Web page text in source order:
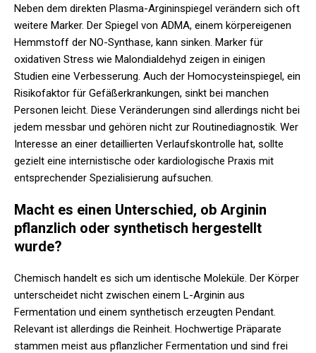
Neben dem direkten Plasma-Argininspiegel verändern sich oft
weitere Marker. Der Spiegel von ADMA, einem körpereigenen
Hemmstoff der NO-Synthase, kann sinken. Marker für
oxidativen Stress wie Malondialdehyd zeigen in einigen
Studien eine Verbesserung. Auch der Homocysteinspiegel, ein
Risikofaktor für Gefäßerkrankungen, sinkt bei manchen
Personen leicht. Diese Veränderungen sind allerdings nicht bei
jedem messbar und gehören nicht zur Routinediagnostik. Wer
Interesse an einer detaillierten Verlaufskontrolle hat, sollte
gezielt eine internistische oder kardiologische Praxis mit
entsprechender Spezialisierung aufsuchen.
Macht es einen Unterschied, ob Arginin
pflanzlich oder synthetisch hergestellt
wurde?
Chemisch handelt es sich um identische Moleküle. Der Körper
unterscheidet nicht zwischen einem L-Arginin aus
Fermentation und einem synthetisch erzeugten Pendant.
Relevant ist allerdings die Reinheit. Hochwertige Präparate
stammen meist aus pflanzlicher Fermentation und sind frei